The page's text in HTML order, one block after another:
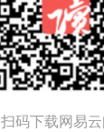
扫码下载网易